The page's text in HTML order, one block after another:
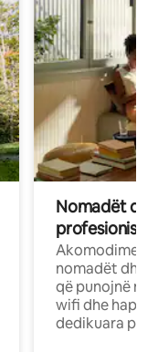
Nomadët
Akomodime
nomadët dhe
që punojnë në
wifi dhe
dedikuara